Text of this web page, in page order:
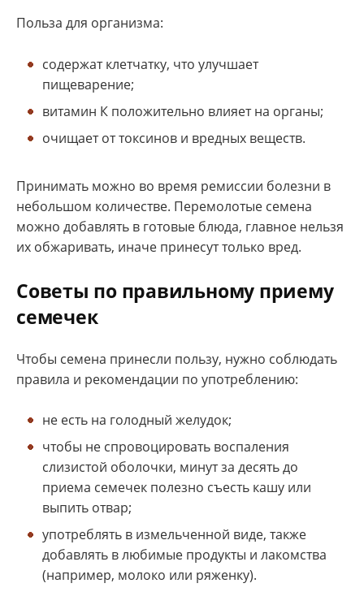
Польза для организма:
содержат клетчатку, что улучшает
пищеварение;
витамин К положительно влияет на органы;
очищает от токсинов и вредных веществ.
Принимать можно во время ремиссии болезни в
небольшом количестве. Перемолотые семена
можно добавлять в готовые блюда, главное нельзя
их обжаривать, иначе принесут только вред.
Советы по правильному приему
семечек
Чтобы семена принесли пользу, нужно соблюдать
правила и рекомендации по употреблению:
не есть на голодный желудок;
чтобы не спровоцировать воспаления
слизистой оболочки, минут за десять до
приема семечек полезно съесть кашу или
выпить отвар;
употреблять в измельченной виде, также
добавлять в любимые продукты и лакомства
(например, молоко или ряженку).